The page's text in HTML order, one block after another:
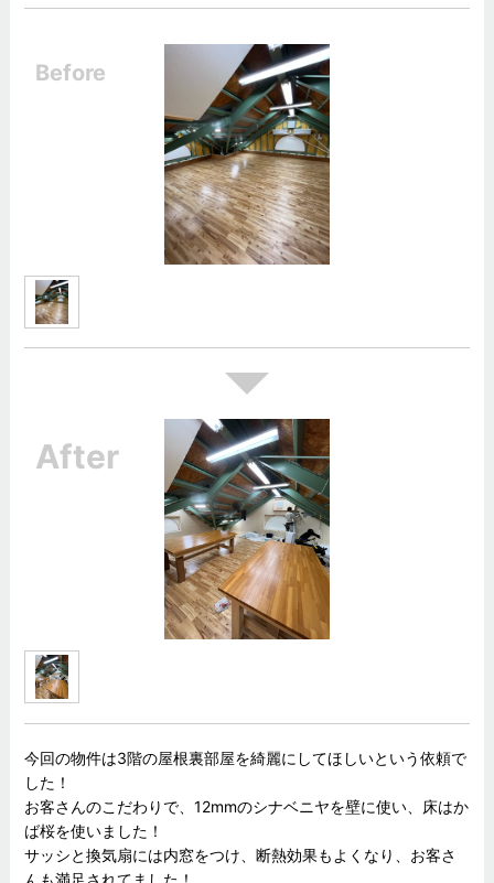
今回の物件は3階の屋根裏部屋を綺麗にしてほしいという依頼で
した！
お客さんのこだわりで、12mmのシナベニヤを壁に使い、床はか
ば桜を使いました！
サッシと換気扇には内窓をつけ、断熱効果もよくなり、お客さ
んも満足されてました！